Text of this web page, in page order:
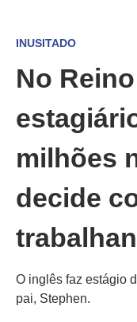
INUSITADO
No
milhões
decide
O inglês faz estágio
pai, Stephen.